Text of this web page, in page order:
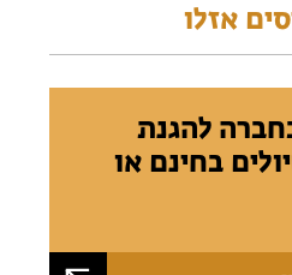
אזלו
להגנת
בחינם או